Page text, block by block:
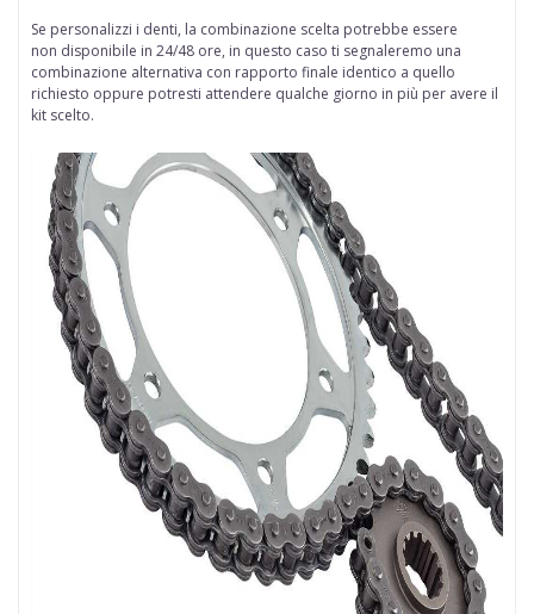
Se personalizzi i denti, la combinazione scelta potrebbe essere
non disponibile in 24/48 ore, in questo caso ti segnaleremo una
combinazione alternativa con rapporto finale identico a quello
richiesto oppure potresti attendere qualche giorno in più per avere il
kit scelto.